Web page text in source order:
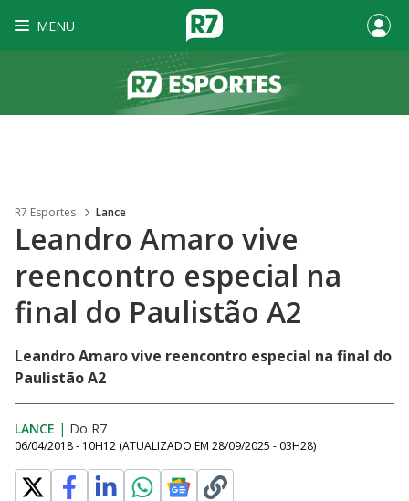
MENU
R7 Esportes Lance
Leandro Amaro vive
reencontro especial na
final do Paulistão A2
Leandro Amaro vive reencontro especial na final do
Paulistão A2
LANCE | Do R7
06/04/2018 - 10H12 (ATUALIZADO EM 28/09/2025 - 03H28)